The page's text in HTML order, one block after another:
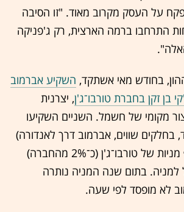
על העסק מקרוב מאוד. "זו הסיבה
התרחבו ברמה הארצית, רק ג'פניקה
בחודש מאי אשתקד, השקיע אברמוב
בן זקן בחברת טורבו־ג'ן, יצרנית
מקומי של חשמל. השניים השקיעו
בחלקים שווים, אברמוב דרך לאנדורה)
בהקצאת 480 אלף מניות של טורבו־ג'ן (כ־2% מהחברה)
של 15 שקל למניה. בתום שנה המניה נותרה
לא מופסד לפי שעה.